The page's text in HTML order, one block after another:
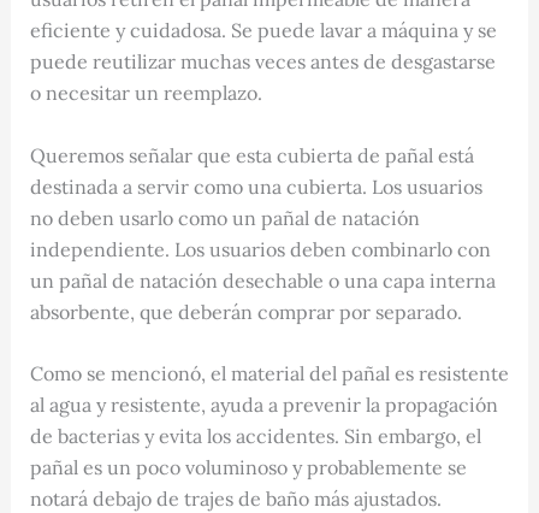
eficiente y cuidadosa. Se puede lavar a máquina y se
puede reutilizar muchas veces antes de desgastarse
o necesitar un reemplazo.
Queremos señalar que esta cubierta de pañal está
destinada a servir como una cubierta. Los usuarios
no deben usarlo como un pañal de natación
independiente. Los usuarios deben combinarlo con
un pañal de natación desechable o una capa interna
absorbente, que deberán comprar por separado.
Como se mencionó, el material del pañal es resistente
al agua y resistente, ayuda a prevenir la propagación
de bacterias y evita los accidentes. Sin embargo, el
pañal es un poco voluminoso y probablemente se
notará debajo de trajes de baño más ajustados.